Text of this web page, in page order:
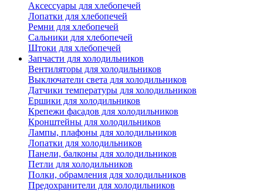
Аксессуары для хлебопечей
Лопатки для хлебопечей
Ремни для хлебопечей
Сальники для хлебопечей
Штоки для хлебопечей
Запчасти для холодильников
Вентиляторы для холодильников
Выключатели света для холодильников
Датчики температуры для холодильников
Ершики для холодильников
Крепежи фасадов для холодильников
Кронштейны для холодильников
Лампы, плафоны для холодильников
Лопатки для холодильников
Панели, балконы для холодильников
Петли для холодильников
Полки, обрамления для холодильников
Предохранители для холодильников